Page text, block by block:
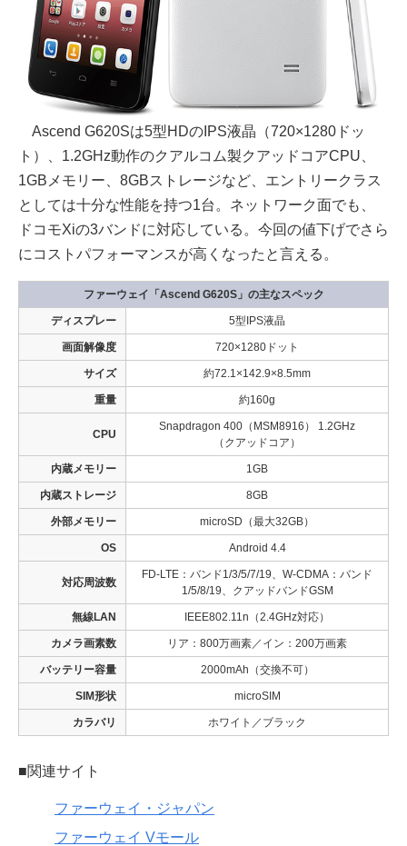
Ascend G620Sは5型HDのIPS液晶（720×1280ドッ
ト）、1.2GHz動作のクアルコム製クアッドコアCPU、
1GBメモリー、8GBストレージなど、エントリークラス
としては十分な性能を持つ1台。ネットワーク面でも、
ドコモXiの3バンドに対応している。今回の値下げでさら
にコストパフォーマンスが高くなったと言える。
ファーウェイ「Ascend G620S」の主なスペック
ディスプレー 5型IPS液晶
画面解像度 720×1280ドット
サイズ 約72.1×142.9×8.5mm
重量 約160g
CPU
Snapdragon 400（MSM8916） 1.2GHz
（クアッドコア）
内蔵メモリー 1GB
内蔵ストレージ 8GB
外部メモリー microSD（最大32GB）
OS Android 4.4
対応周波数
FD-LTE：バンド1/3/5/7/19、W-CDMA：バンド
1/5/8/19、クアッドバンドGSM
無線LAN IEEE802.11n（2.4GHz対応）
カメラ画素数 リア：800万画素／イン：200万画素
バッテリー容量 2000mAh（交換不可）
SIM形状 microSIM
カラバリ ホワイト／ブラック
■関連サイト
ファーウェイ・ジャパン
ファーウェイ Vモール